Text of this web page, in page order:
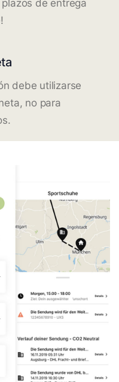
de entrega
debe utilizarse
no para